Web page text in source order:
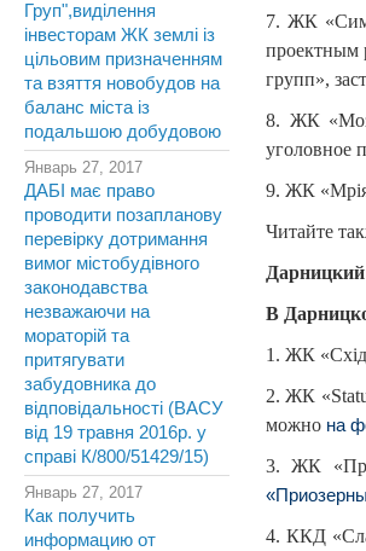
Груп",виділення
інвесторам ЖК землі із
цільовим призначенням
та взяття новобудов на
баланс міста із
подальшою добудовою
Январь 27, 2017
ДАБІ має право
проводити позапланову
перевірку дотримання
вимог містобудівного
законодавства
незважаючи на
мораторій та
притягувати
забудовника до
відповідальності (ВАСУ
від 19 травня 2016р. у
справі К/800/51429/15)
Январь 27, 2017
Как получить
информацию от
7. ЖК
проектным
групп»,
8. ЖК
уголовное
9. ЖК
Читайте
В
1. ЖК
2. ЖК
можно на
3. ЖК
4. ККД